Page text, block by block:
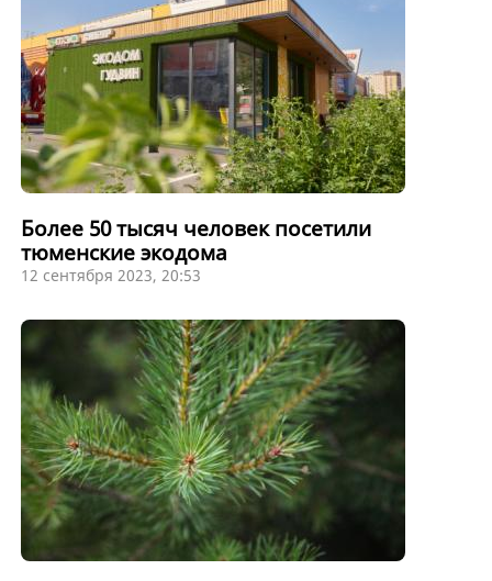
Более 50 тысяч человек посетили
тюменские экодома
12 сентября 2023, 20:53